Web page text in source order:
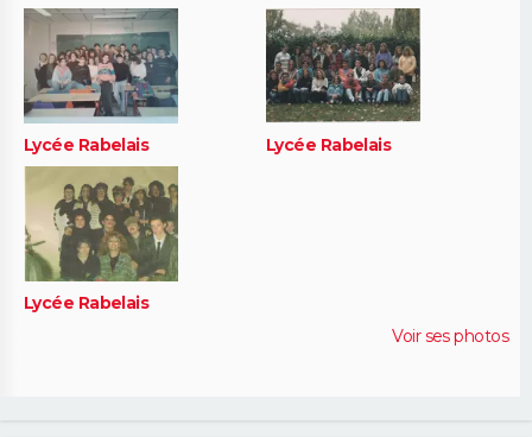
Lycée Rabelais Lycée Rabelais
Lycée Rabelais
Voir ses photos